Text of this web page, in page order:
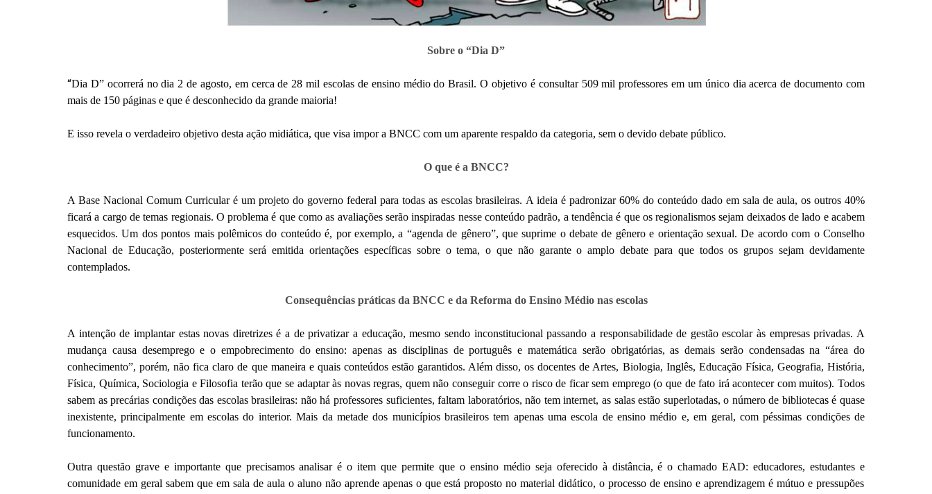
Sobre o “Dia D”
“Dia D” ocorrerá no dia 2 de agosto, em cerca de 28 mil escolas de ensino médio do Brasil. O objetivo é consultar 509 mil professores em um único dia acerca de documento com
mais de 150 páginas e que é desconhecido da grande maioria!
E isso revela o verdadeiro objetivo desta ação midiática, que visa impor a BNCC com um aparente respaldo da categoria, sem o devido debate público.
O que é a BNCC?
A Base Nacional Comum Curricular é um projeto do governo federal para todas as escolas brasileiras. A ideia é padronizar 60% do conteúdo dado em sala de aula, os outros 40%
ficará a cargo de temas regionais. O problema é que como as avaliações serão inspiradas nesse conteúdo padrão, a tendência é que os regionalismos sejam deixados de lado e acabem
esquecidos. Um dos pontos mais polêmicos do conteúdo é, por exemplo, a “agenda de gênero”, que suprime o debate de gênero e orientação sexual. De acordo com o Conselho
Nacional de Educação, posteriormente será emitida orientações específicas sobre o tema, o que não garante o amplo debate para que todos os grupos sejam devidamente
contemplados.
Consequências práticas da BNCC e da Reforma do Ensino Médio nas escolas
A intenção de implantar estas novas diretrizes é a de privatizar a educação, mesmo sendo inconstitucional passando a responsabilidade de gestão escolar às empresas privadas. A
mudança causa desemprego e o empobrecimento do ensino: apenas as disciplinas de português e matemática serão obrigatórias, as demais serão condensadas na “área do
conhecimento”, porém, não fica claro de que maneira e quais conteúdos estão garantidos. Além disso, os docentes de Artes, Biologia, Inglês, Educação Física, Geografia, História,
Física, Química, Sociologia e Filosofia terão que se adaptar às novas regras, quem não conseguir corre o risco de ficar sem emprego (o que de fato irá acontecer com muitos). Todos
sabem as precárias condições das escolas brasileiras: não há professores suficientes, faltam laboratórios, não tem internet, as salas estão superlotadas, o número de bibliotecas é quase
inexistente, principalmente em escolas do interior. Mais da metade dos municípios brasileiros tem apenas uma escola de ensino médio e, em geral, com péssimas condições de
funcionamento.
Outra questão grave e importante que precisamos analisar é o item que permite que o ensino médio seja oferecido à distância, é o chamado EAD: educadores, estudantes e
comunidade em geral sabem que em sala de aula o aluno não aprende apenas o que está proposto no material didático,o processo de ensino e aprendizagem é mútuo e pressupões